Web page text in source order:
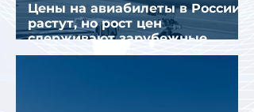
Цены на авиабилеты в России
растут, но рост цен
сдерживают зарубежные
конкуренты